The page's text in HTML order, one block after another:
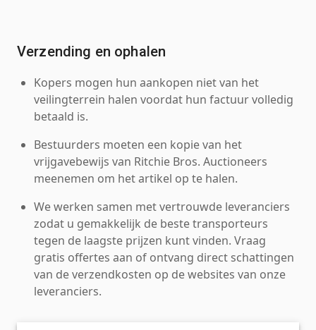
Verzending en ophalen
Kopers mogen hun aankopen niet van het
veilingterrein halen voordat hun factuur volledig
betaald is.
Bestuurders moeten een kopie van het
vrijgavebewijs van Ritchie Bros. Auctioneers
meenemen om het artikel op te halen.
We werken samen met vertrouwde leveranciers
zodat u gemakkelijk de beste transporteurs
tegen de laagste prijzen kunt vinden. Vraag
gratis offertes aan of ontvang direct schattingen
van de verzendkosten op de websites van onze
leveranciers.